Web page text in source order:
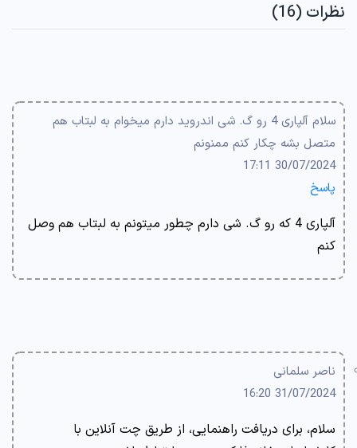
نظرات (16)
سلام آلپاری 4 رو گ. شی اندروید دارم میخوام به لبتاب هم
متصل بشه چکار کنم ممنونم
30/07/2024 17:11
پاسخ
آلپاری 4 که رو گ. شی دارم چطور میتونم به لبتاب هم وصل
کنم
ناصر سلمانی
31/07/2024 16:20
سلام، برای دریافت راهنمایی، از طریق چت آنلاین با